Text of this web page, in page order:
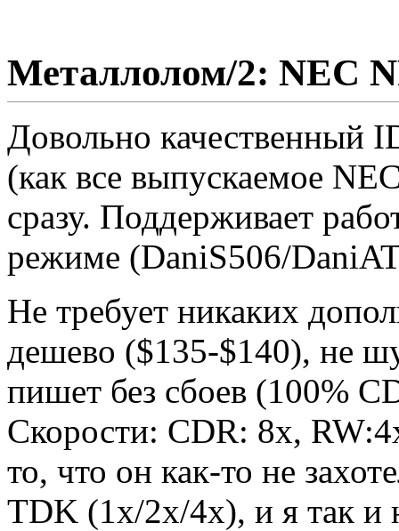
Металлолом/2: NEC
Довольно качественный
(как все выпускаемое
сразу. Поддерживает
режиме (DaniS506/
Не требует никаких
дешево ($135-$140), не
пишет без сбоев (100%
Скорости: CDR: 8х,
то, что он как-то не
TDK (1x/2x/4x), и я так и